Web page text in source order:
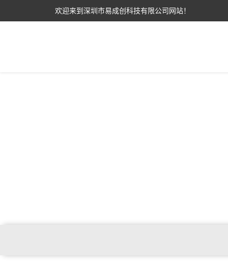
欢迎来到深圳市易成创科技有限公司网站！